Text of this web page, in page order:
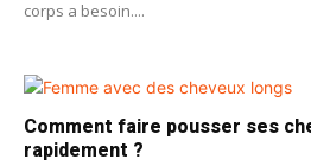
corps a besoin....
Comment faire pousser ses
rapidement ?